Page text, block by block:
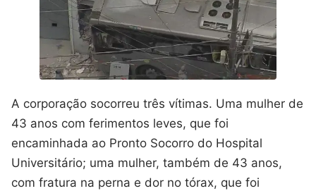
A corporação socorreu três vítimas. Uma mulher de
43 anos com ferimentos leves, que foi
encaminhada ao Pronto Socorro do Hospital
Universitário; uma mulher, também de 43 anos,
com fratura na perna e dor no tórax, que foi